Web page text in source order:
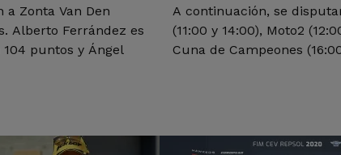
Zonta Van Den
Alberto Ferrández es
puntos y Ángel
A continuación, se
(11:00 y 14:00), Moto2
Cuna de Campeones